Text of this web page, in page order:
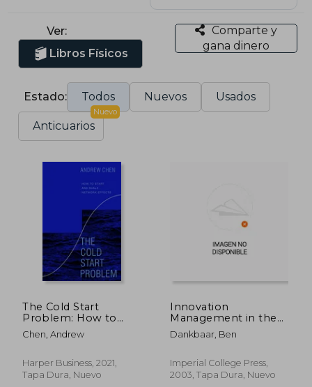
Ver:
Libros Físicos
Comparte y
gana dinero
Estado: Todos Nuevos Usados
Anticuarios
Nuevo
The Cold Start
Problem: How to
Start and Scale
Network Effects (en
Chen, Andrew
Harper Business, 2021,
Tapa Dura, Nuevo
Innovation
Management in the
Knowledge Economy
(en Inglés)
Dankbaar, Ben
Imperial College Press,
2003, Tapa Dura, Nuevo